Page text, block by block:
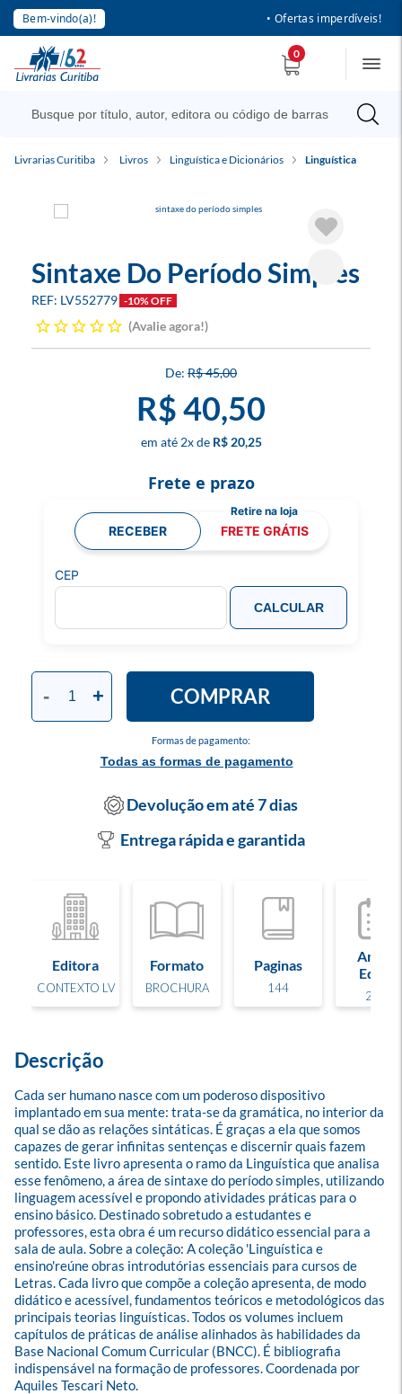
Bem-vindo(a)! • Ofertas imperdíveis!
0
Livrarias Curitiba Livros Linguística e Dicionários Linguística
Sintaxe Do Período Simples
LV552779 -10% OFF
Avalie agora!
R$ 45,00
R$ 40,50
2x R$ 20,25
Formas de pagamento:
Todas as formas de pagamento
- + COMPRAR
Frete e prazo
RECEBER FRETE GRÁTIS
CEP
CALCULAR
Devolução em até 7 dias
Entrega rápida e garantida
Editora
CONTEXTO LV
Formato
BROCHURA
Paginas
144
Ano de
Edição
2026
Descrição
Cada ser humano nasce com um poderoso dispositivo
implantado em sua mente: trata-se da gramática, no interior da
qual se dão as relações sintáticas. É graças a ela que somos
capazes de gerar infinitas sentenças e discernir quais fazem
sentido. Este livro apresenta o ramo da Linguística que analisa
esse fenômeno, a área de sintaxe do período simples, utilizando
linguagem acessível e propondo atividades práticas para o
ensino básico. Destinado sobretudo a estudantes e
professores, esta obra é um recurso didático essencial para a
sala de aula. Sobre a coleção: A coleção 'Linguística e
ensino'reúne obras introdutórias essenciais para cursos de
Letras. Cada livro que compõe a coleção apresenta, de modo
didático e acessível, fundamentos teóricos e metodológicos das
principais teorias linguísticas. Todos os volumes incluem
capítulos de práticas de análise alinhados às habilidades da
Base Nacional Comum Curricular (BNCC). É bibliografia
indispensável na formação de professores. Coordenada por
Aquiles Tescari Neto.